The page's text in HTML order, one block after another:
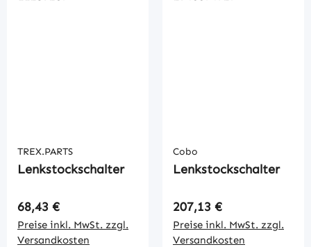
TREX.PARTS
Lenkstockschalter
Regulärer Preis:
68,43 €
Preise inkl. MwSt. zzgl.
Versandkosten
Cobo
Lenkstockschalter
Regulärer Preis:
207,13 €
Preise inkl. MwSt. zzgl.
Versandkosten